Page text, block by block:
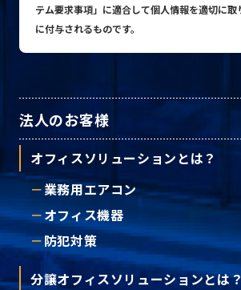
テム要求事項」に適合して個人情報を適切に取
に付与されるものです。
法人のお客様
オフィスソリューションとは？
業務用エアコン
オフィス機器
防犯対策
分譲オフィスソリューションとは